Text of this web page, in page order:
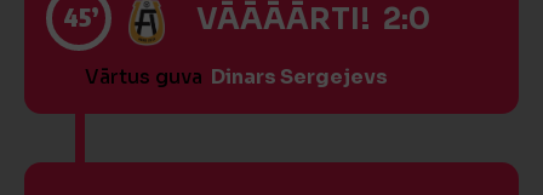
45’ VĀĀĀĀRTI! 2:0
Vārtus guva Dinars Sergejevs